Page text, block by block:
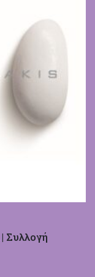
Συλλογή